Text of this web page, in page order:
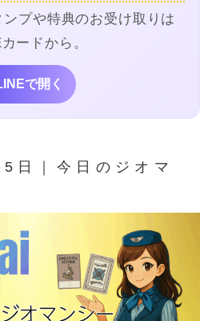
プや特典のお受け取りは
ードから。
で開く
｜今日のジオマ